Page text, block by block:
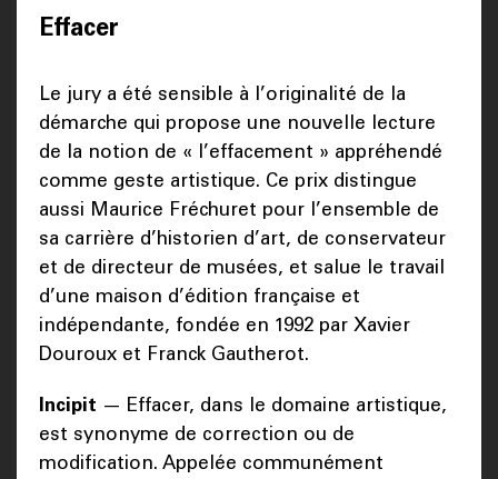
Effacer
Le jury a été sensible à l’originalité de la
démarche qui propose une nouvelle lecture
de la notion de « l’effacement » appréhendé
comme geste artistique. Ce prix distingue
aussi Maurice Fréchuret pour l’ensemble de
sa carrière d’historien d’art, de conservateur
et de directeur de musées, et salue le travail
d’une maison d’édition française et
indépendante, fondée en 1992 par Xavier
Douroux et Franck Gautherot.
Incipit — Effacer, dans le domaine artistique,
est synonyme de correction ou de
modification. Appelée communément